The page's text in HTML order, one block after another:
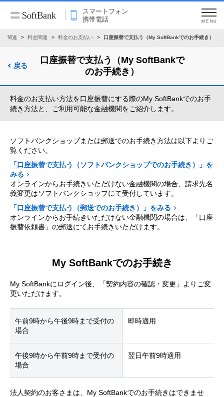
スマートフォン
携帯電話
MENU
約関連 料金関連 料金のお支払い 口座振替で支払う（My SoftBankでのお手続き）
戻る
口座振替で支払う（My SoftBankで
のお手続き）
料金のお支払い方法を口座振替にする際のMy SoftBankでのお手
続き方法と、ご利用可能な金融機関をご紹介します。
ソフトバンクショップまたは郵送でのお手続き方法は以下よりご
覧ください。
「口座振替で支払う（ソフトバンクショップでのお手続き）」を
みる
オンラインからお手続きいただけない金融機関の場合、請求先名
義変更はソフトバンクショップにて受付しています。
「口座振替で支払う（郵送でのお手続き）」をみる
オンラインからお手続きいただけない金融機関の場合は、「口座
振替依頼書」の郵送にてお手続きいただけます。
My SoftBankでのお手続き
My SoftBankにログイン後、「契約内容の確認・変更」よりご変
更いただけます。
午前9時から午後9時まで受付の
場合
即時適用
午後9時から午前9時まで受付の
場合
翌日午前9時適用
法人契約のお客さまは、My SoftBankでのお手続きはできませ